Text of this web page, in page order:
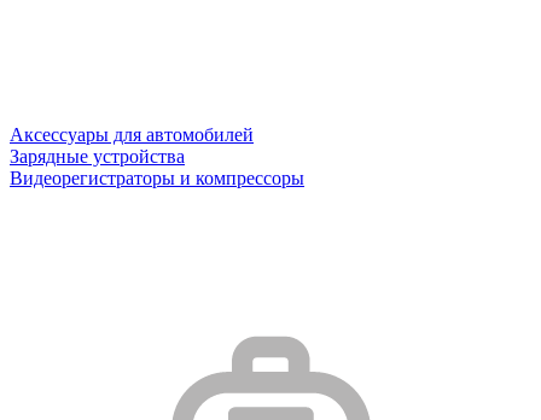
Аксессуары для автомобилей
Зарядные устройства
Видеорегистраторы и компрессоры